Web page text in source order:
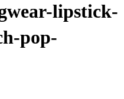
lipstick-
pop-